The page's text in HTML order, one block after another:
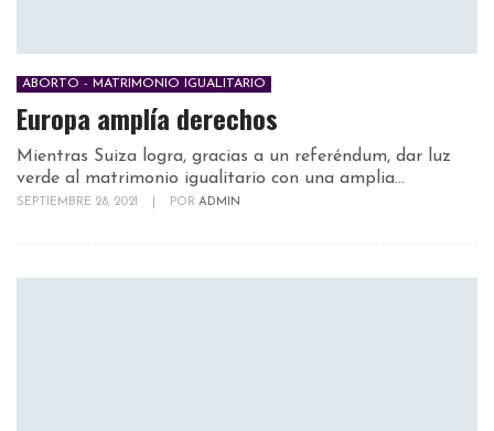
ABORTO - MATRIMONIO IGUALITARIO
Europa amplía derechos
Mientras Suiza logra, gracias a un referéndum, dar luz
verde al matrimonio igualitario con una amplia...
SEPTIEMBRE 28, 2021 POR ADMIN